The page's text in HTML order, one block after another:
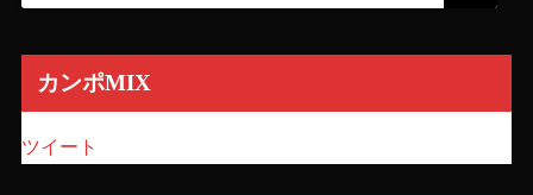
カンポMIX
ツイート